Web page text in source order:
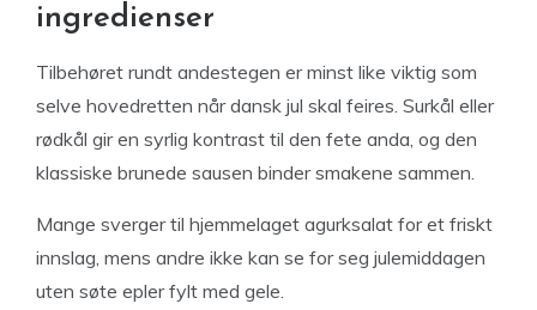
ingredienser
Tilbehøret rundt andestegen er minst like viktig som
selve hovedretten når dansk jul skal feires. Surkål eller
rødkål gir en syrlig kontrast til den fete anda, og den
klassiske brunede sausen binder smakene sammen.
Mange sverger til hjemmelaget agurksalat for et friskt
innslag, mens andre ikke kan se for seg julemiddagen
uten søte epler fylt med gele.